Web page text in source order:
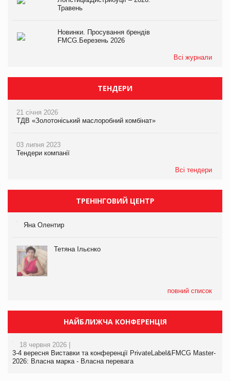
Травень
Новинки. Просування брендів
FMCG.Березень 2026
Всі журнали
ТЕНДЕРИ
21 січня 2026
ТДВ «Золотоніський маслоробний комбінат»
03 липня 2023
Тендери компанії
Всі тендери
ТРЕНІНГОВИЙ ЦЕНТР
Яна Олентир
Тетяна Ільєнко
повний список
НАЙБЛИЖЧА КОНФЕРЕНЦІЯ
18 червня 2026 |
3-4 вересня Виставки та конференції PrivateLabel&FMCG Master-
2026: Власна марка - Власна перевага